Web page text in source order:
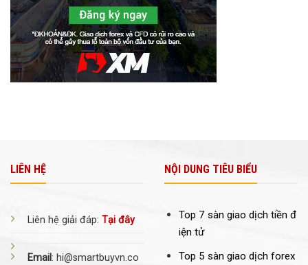
LIÊN HỆ
Liên hệ giải đáp: Tại đây
Email: hi@smartbuyvn.co
NỘI DUNG TIÊU BIỂU
Top 7 sàn giao dịch tiền đ
iện tử
Top 5 sàn giao dịch forex